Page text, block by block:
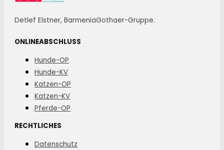
Detlef Elstner, BarmeniaGothaer-Gruppe.
ONLINEABSCHLUSS
Hunde-OP
Hunde-KV
Katzen-OP
Katzen-KV
Pferde-OP
RECHTLICHES
Datenschutz